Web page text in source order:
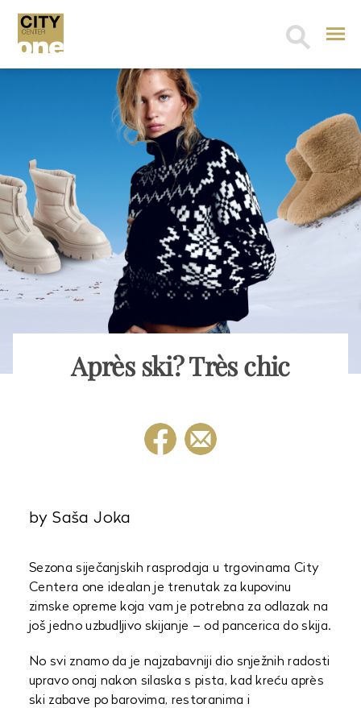
Search
Après ski? Très chic
by Saša Joka
Sezona siječanjskih rasprodaja u trgovinama City
Centera one idealan je trenutak za kupovinu
zimske opreme koja vam je potrebna za odlazak na
još jedno uzbudljivo skijanje – od pancerica do skija.
No svi znamo da je najzabavniji dio snježnih radosti
upravo onaj nakon silaska s pista, kad kreću après
ski zabave po barovima, restoranima i